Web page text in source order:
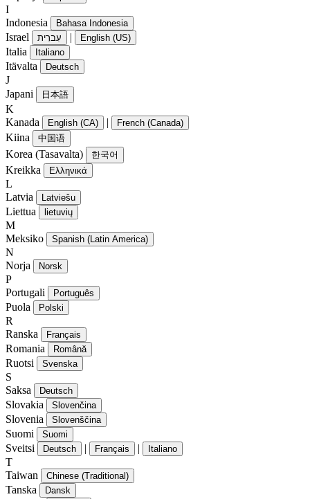
I
Indonesia
Bahasa Indonesia
Israel עִברִית | English (US)
Italia Italiano
Itävalta Deutsch
J
Japani
日本語
K
Kanada
English (CA) | French (Canada)
Kiina 中国语
Korea (Tasavalta) 한국어
Kreikka Ελληνικά
L
Latvia
Latviešu
Liettua lietuvių
M
Meksiko
Spanish (Latin America)
N
Norja
Norsk
P
Portugali
Português
Puola Polski
R
Ranska
Français
Romania Română
Ruotsi Svenska
S
Saksa
Deutsch
Slovakia Slovenčina
Slovenia Slovenščina
Suomi Suomi
Sveitsi Deutsch | Français | Italiano
T
Taiwan
Chinese (Traditional)
Tanska Dansk